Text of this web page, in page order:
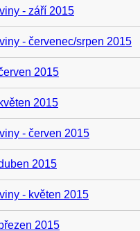
- září 2015
- červenec/srpen 2015
2015
2015
- červen 2015
2015
- květen 2015
2015